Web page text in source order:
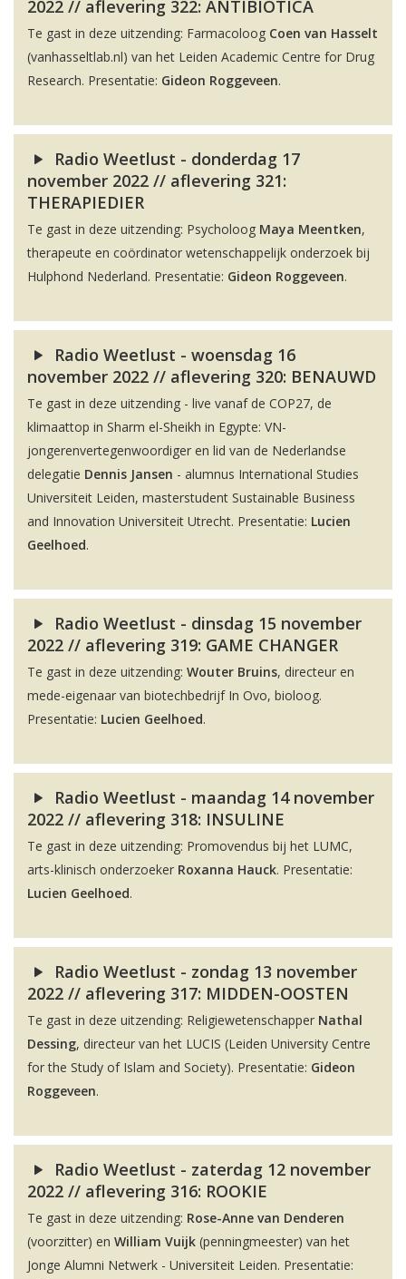
2022 // aflevering 322: ANTIBIOTICA
Te gast in deze uitzending: Farmacoloog Coen van Hasselt
(vanhasseltlab.nl) van het Leiden Academic Centre for Drug
Research. Presentatie: Gideon Roggeveen.
Radio Weetlust - donderdag 17
november 2022 // aflevering 321:
THERAPIEDIER
Te gast in deze uitzending: Psycholoog Maya Meentken,
therapeute en coördinator wetenschappelijk onderzoek bij
Hulphond Nederland. Presentatie: Gideon Roggeveen.
Radio Weetlust - woensdag 16
november 2022 // aflevering 320: BENAUWD
Te gast in deze uitzending - live vanaf de COP27, de
klimaattop in Sharm el-Sheikh in Egypte: VN-
jongerenvertegenwoordiger en lid van de Nederlandse
delegatie Dennis Jansen - alumnus International Studies
Universiteit Leiden, masterstudent Sustainable Business
and Innovation Universiteit Utrecht. Presentatie: Lucien
Geelhoed.
Radio Weetlust - dinsdag 15 november
2022 // aflevering 319: GAME CHANGER
Te gast in deze uitzending: Wouter Bruins, directeur en
mede-eigenaar van biotechbedrijf In Ovo, bioloog.
Presentatie: Lucien Geelhoed.
Radio Weetlust - maandag 14 november
2022 // aflevering 318: INSULINE
Te gast in deze uitzending: Promovendus bij het LUMC,
arts-klinisch onderzoeker Roxanna Hauck. Presentatie:
Lucien Geelhoed.
Radio Weetlust - zondag 13 november
2022 // aflevering 317: MIDDEN-OOSTEN
Te gast in deze uitzending: Religiewetenschapper Nathal
Dessing, directeur van het LUCIS (Leiden University Centre
for the Study of Islam and Society). Presentatie: Gideon
Roggeveen.
Radio Weetlust - zaterdag 12 november
2022 // aflevering 316: ROOKIE
Te gast in deze uitzending: Rose-Anne van Denderen
(voorzitter) en William Vuijk (penningmeester) van het
Jonge Alumni Netwerk - Universiteit Leiden. Presentatie: